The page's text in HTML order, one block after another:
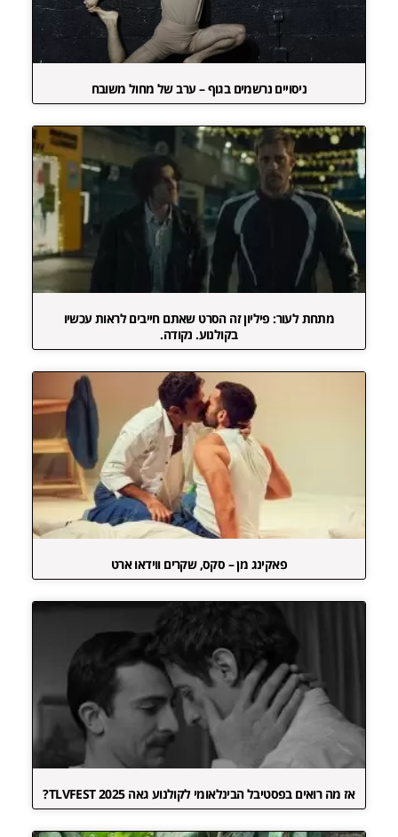
ניסויים נרשמים בגוף – ערב של מחול משובח
מתחת לעור: פיליון זה הסרט שאתם חייבים לראות עכשיו
בקולנוע. נקודה.
פאקינג מן – סקס, שקרים ווידאו ארט
אז מה רואים בפסטיבל הבינלאומי לקולנוע גאה TLVFEST 2025?